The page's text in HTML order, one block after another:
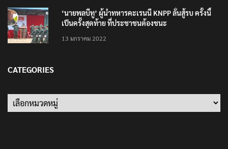
‘นายพลบีทู’ ผู้นำทหารคะเรนนี KNPP ลั่นสู้รบ ครั้งนี้
เป็นครั้งสุดท้าย ที่ประชาชนต้องชนะ
13 มกราคม 2022
CATEGORIES
Categories